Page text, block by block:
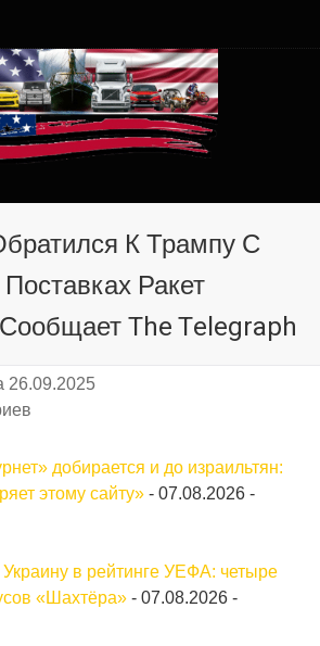
от auto.km.ua
К Трампу С
Ракет
Сообщает The Telegraph
26.09.2025
добирается и до израильтян:
этому сайту» -07.08.2026 -
Украину в рейтинге УЕФА: четыре
«Шахтёра» -07.08.2026 -